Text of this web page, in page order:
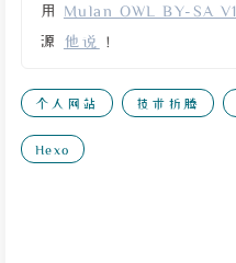
用 Mulan OWL BY-SA V1
源 他说 ！
个人网站 技术折腾
Hexo